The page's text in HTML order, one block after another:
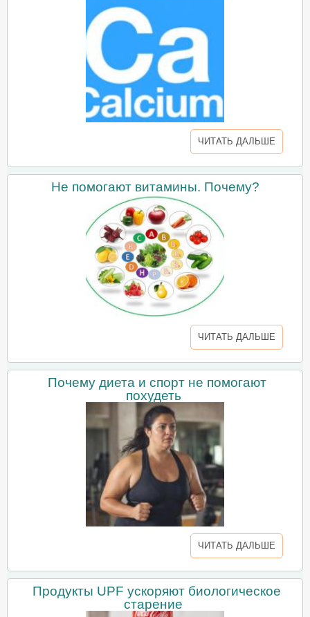
ЧИТАТЬ ДАЛЬШЕ
Не помогают витамины. Почему?
ЧИТАТЬ ДАЛЬШЕ
Почему диета и спорт не помогают
похудеть
ЧИТАТЬ ДАЛЬШЕ
Продукты UPF ускоряют биологическое
старение